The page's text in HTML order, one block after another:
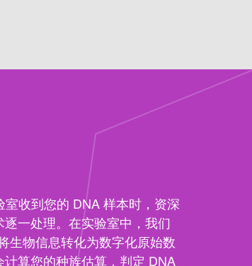
收到您的 DNA 样本时，资深
一处理。在实验室中，我们
生物信息转化为数字化原始数
算您的种族估算，判定 DNA